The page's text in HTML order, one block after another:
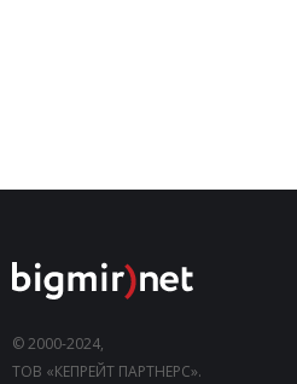
© 2000-2024,
ТОВ «КЕПРЕЙТ ПАРТНЕРС».